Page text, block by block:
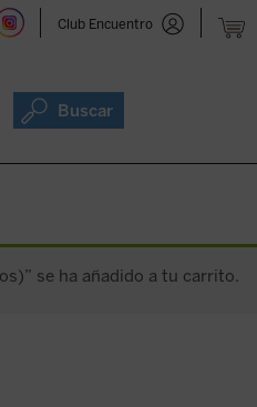
Club Encuentro
Buscar
se ha añadido a tu carrito.